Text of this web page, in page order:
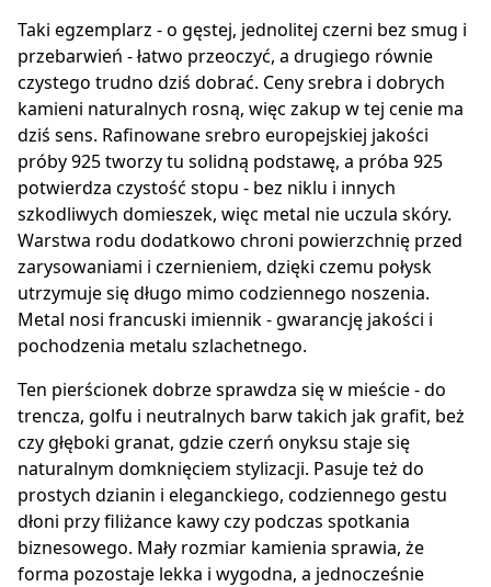
Taki egzemplarz - o gęstej, jednolitej czerni bez smug i
przebarwień - łatwo przeoczyć, a drugiego równie
czystego trudno dziś dobrać. Ceny srebra i dobrych
kamieni naturalnych rosną, więc zakup w tej cenie ma
dziś sens. Rafinowane srebro europejskiej jakości
próby 925 tworzy tu solidną podstawę, a próba 925
potwierdza czystość stopu - bez niklu i innych
szkodliwych domieszek, więc metal nie uczula skóry.
Warstwa rodu dodatkowo chroni powierzchnię przed
zarysowaniami i czernieniem, dzięki czemu połysk
utrzymuje się długo mimo codziennego noszenia.
Metal nosi francuski imiennik - gwarancję jakości i
pochodzenia metalu szlachetnego.
Ten pierścionek dobrze sprawdza się w mieście - do
trencza, golfu i neutralnych barw takich jak grafit, beż
czy głęboki granat, gdzie czerń onyksu staje się
naturalnym domknięciem stylizacji. Pasuje też do
prostych dzianin i eleganckiego, codziennego gestu
dłoni przy filiżance kawy czy podczas spotkania
biznesowego. Mały rozmiar kamienia sprawia, że
forma pozostaje lekka i wygodna, a jednocześnie